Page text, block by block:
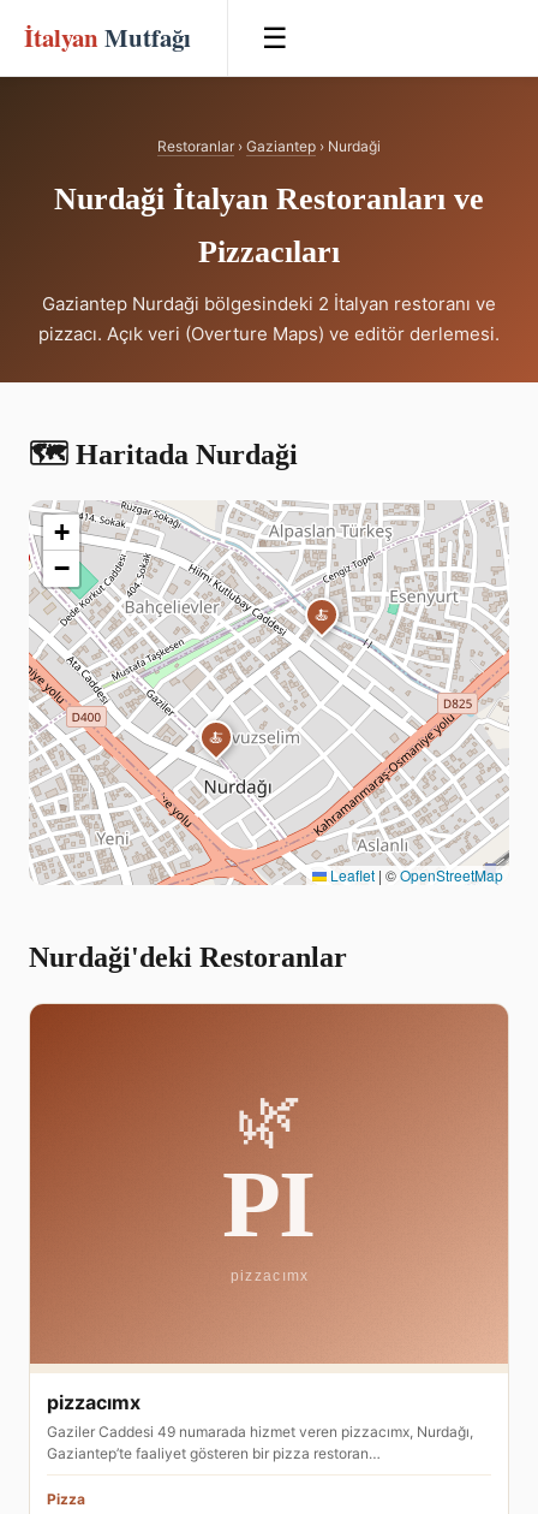
İtalyan Mutfağı ☰
Restoranlar › Gaziantep › Nurdaği
Nurdaği İtalyan Restoranları ve
Pizzacıları
Gaziantep Nurdaği bölgesindeki 2 İtalyan restoranı ve
pizzacı. Açık veri (Overture Maps) ve editör derlemesi.
🗺️ Haritada Nurdaği
🍝
🍝
+
−
Leaflet | ©OpenStreetMap
Nurdaği'deki Restoranlar
pizzacımx
Gaziler Caddesi 49 numarada hizmet veren pizzacımx, Nurdağı,
Gaziantep’te faaliyet gösteren bir pizza restoran…
Pizza